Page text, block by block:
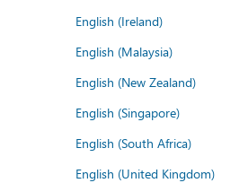
English (Ireland)
English (Malaysia)
English (New Zealand)
English (Singapore)
English (South Africa)
English (United Kingdom)